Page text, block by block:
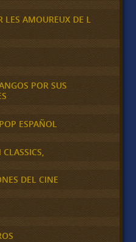
AMOUREUX DE L
POR SUS
ESPAÑOL
DEL CINE